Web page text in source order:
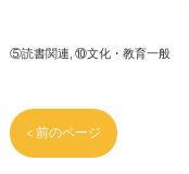
⑤読書関連 ⑩文化・教育一般
< 前のページ